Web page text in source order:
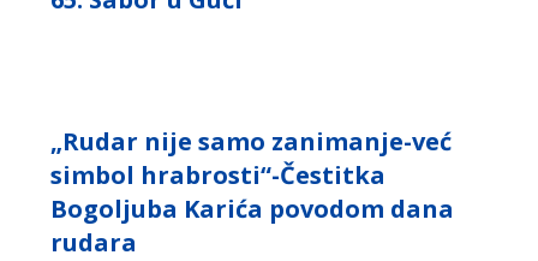
„Rudar nije samo zanimanje-već
simbol hrabrosti“-Čestitka
Bogoljuba Karića povodom dana
rudara